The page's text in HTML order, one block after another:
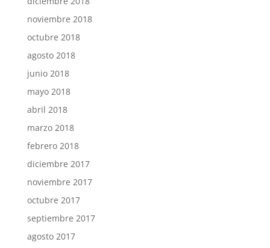
noviembre 2018
octubre 2018
agosto 2018
junio 2018
mayo 2018
abril 2018
marzo 2018
febrero 2018
diciembre 2017
noviembre 2017
octubre 2017
septiembre 2017
agosto 2017